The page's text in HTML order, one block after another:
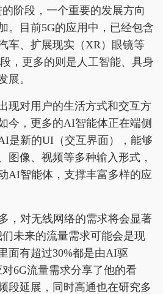
阶段，一个重要的发展方向
。目前5G的应用中，已经包含
车、扩展现实（XR）眼镜等
，更多的则是人工智能、具身
展。
现对用户的生活方式和交互方
今，更多的AI智能体正在端侧
是新的UI（交互界面），能够
图像、视频等多种输入形式，
AI智能体，支撑丰富多样的应
，对无线网络的需求将会显著
未来的流量需求可能会是现
面有超过30%都是由AI驱
6G流量需求分享了他的看
段延展，同时高通也在研究多